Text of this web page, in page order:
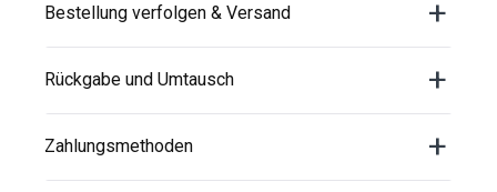
Bestellung verfolgen & Versand
Rückgabe und Umtausch
Zahlungsmethoden